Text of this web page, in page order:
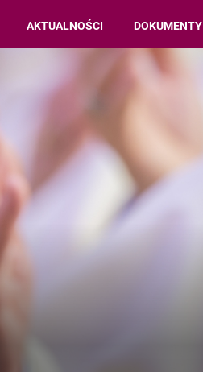
AKTUALNOŚCI DOKUMENTY